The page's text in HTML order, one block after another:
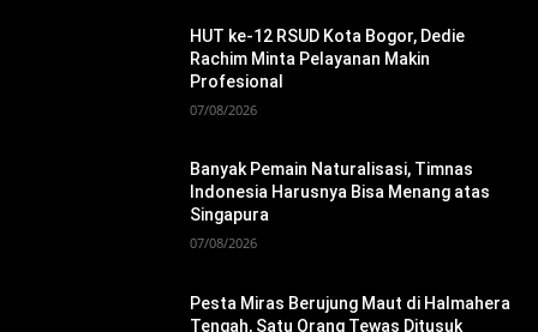
HUT ke-12 RSUD Kota Bogor, Dedie
Rachim Minta Pelayanan Makin
Profesional
07/08/2026
Banyak Pemain Naturalisasi, Timnas
Indonesia Harusnya Bisa Menang atas
Singapura
07/08/2026
Pesta Miras Berujung Maut di Halmahera
Tengah, Satu Orang Tewas Ditusuk